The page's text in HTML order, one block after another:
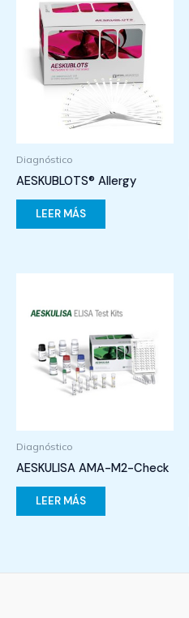
Diagnóstico
AESKUBLOTS® Allergy
LEER MÁS
Diagnóstico
AESKULISA AMA-M2-Check
LEER MÁS